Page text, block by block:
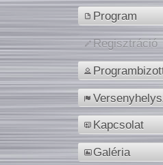
Program
Regisztráció
Kapcsolat
Galéria